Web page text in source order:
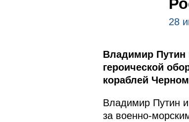
28
Владимир Путин
героической
кораблей
Владимир Путин
за военно-